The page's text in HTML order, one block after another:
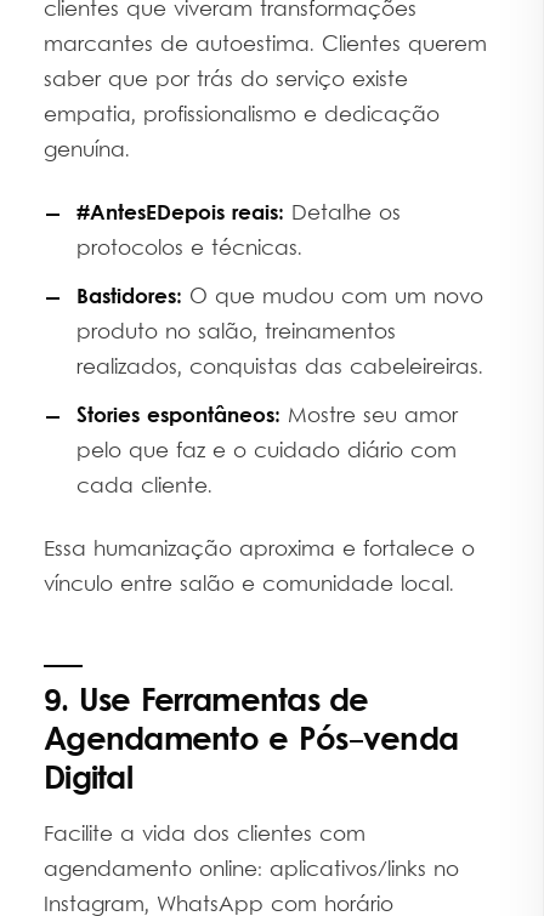
clientes que viveram transformações
marcantes de autoestima. Clientes querem
saber que por trás do serviço existe
empatia, profissionalismo e dedicação
genuína.
#AntesEDepois reais: Detalhe os
protocolos e técnicas.
Bastidores: O que mudou com um novo
produto no salão, treinamentos
realizados, conquistas das cabeleireiras.
Stories espontâneos: Mostre seu amor
pelo que faz e o cuidado diário com
cada cliente.
Essa humanização aproxima e fortalece o
vínculo entre salão e comunidade local.
9. Use Ferramentas de
Agendamento e Pós-venda
Digital
Facilite a vida dos clientes com
agendamento online: aplicativos/links no
Instagram, WhatsApp com horário